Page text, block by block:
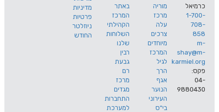
מוריה
מרכז
עלה
צרכים
מיוחדים
המרכז
לגיל
הרך
אגף
הנוער
באתר
המרכז
הקהילתי
השלוחות
שלנו
רבין
גבעת
רם
מרכז
מגדים
התחברות
למערכת
מדיניות
פרטיות
ניוזלטר
החודש